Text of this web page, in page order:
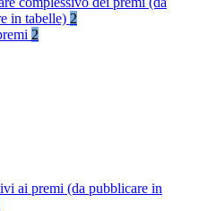
in tabelle) 2
2
ai premi (da pubblicare in